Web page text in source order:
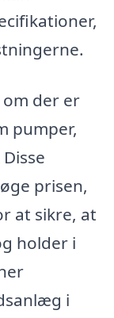
der er
pumper,
prisen,
at sikre, at
holder i
i